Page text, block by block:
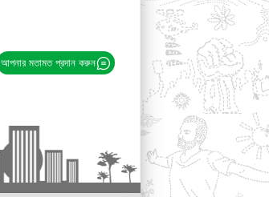
আপনার মতামত প্রদান করুন